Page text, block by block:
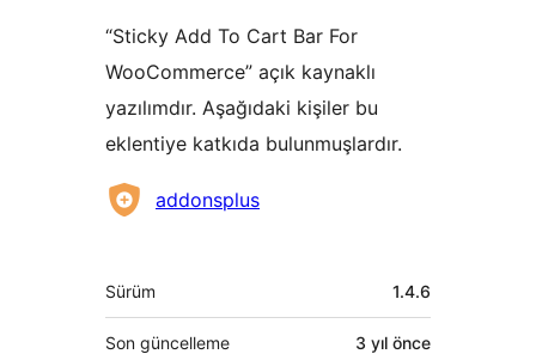
“Sticky Add To Cart Bar For
WooCommerce” açık kaynaklı
yazılımdır. Aşağıdaki kişiler bu
eklentiye katkıda bulunmuşlardır.
Katkıdaaddonsplus
Meta
Sürüm 1.4.6
Son güncelleme 3 yıl önce